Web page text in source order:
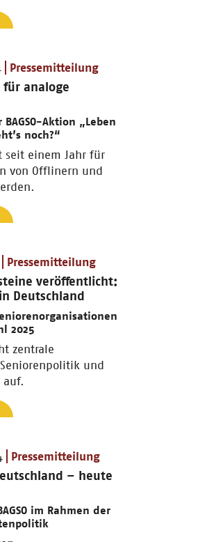
Pressemitteilung
für analoge
Aktion „Leben
noch?“
seit einem Jahr für
von Offlinern und
Pressemitteilung
veröffentlicht:
Deutschland
2025
zentrale
und
auf.
Pressemitteilung
– heute
im Rahmen der